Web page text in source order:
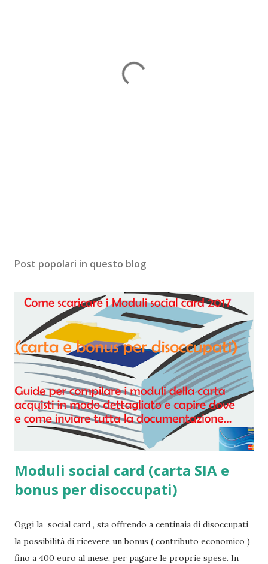
Post popolari in questo blog
Moduli social card (carta SIA e
bonus per disoccupati)
Oggi la social card , sta offrendo a centinaia di disoccupati
la possibilità di ricevere un bonus ( contributo economico )
fino a 400 euro al mese, per pagare le proprie spese. In